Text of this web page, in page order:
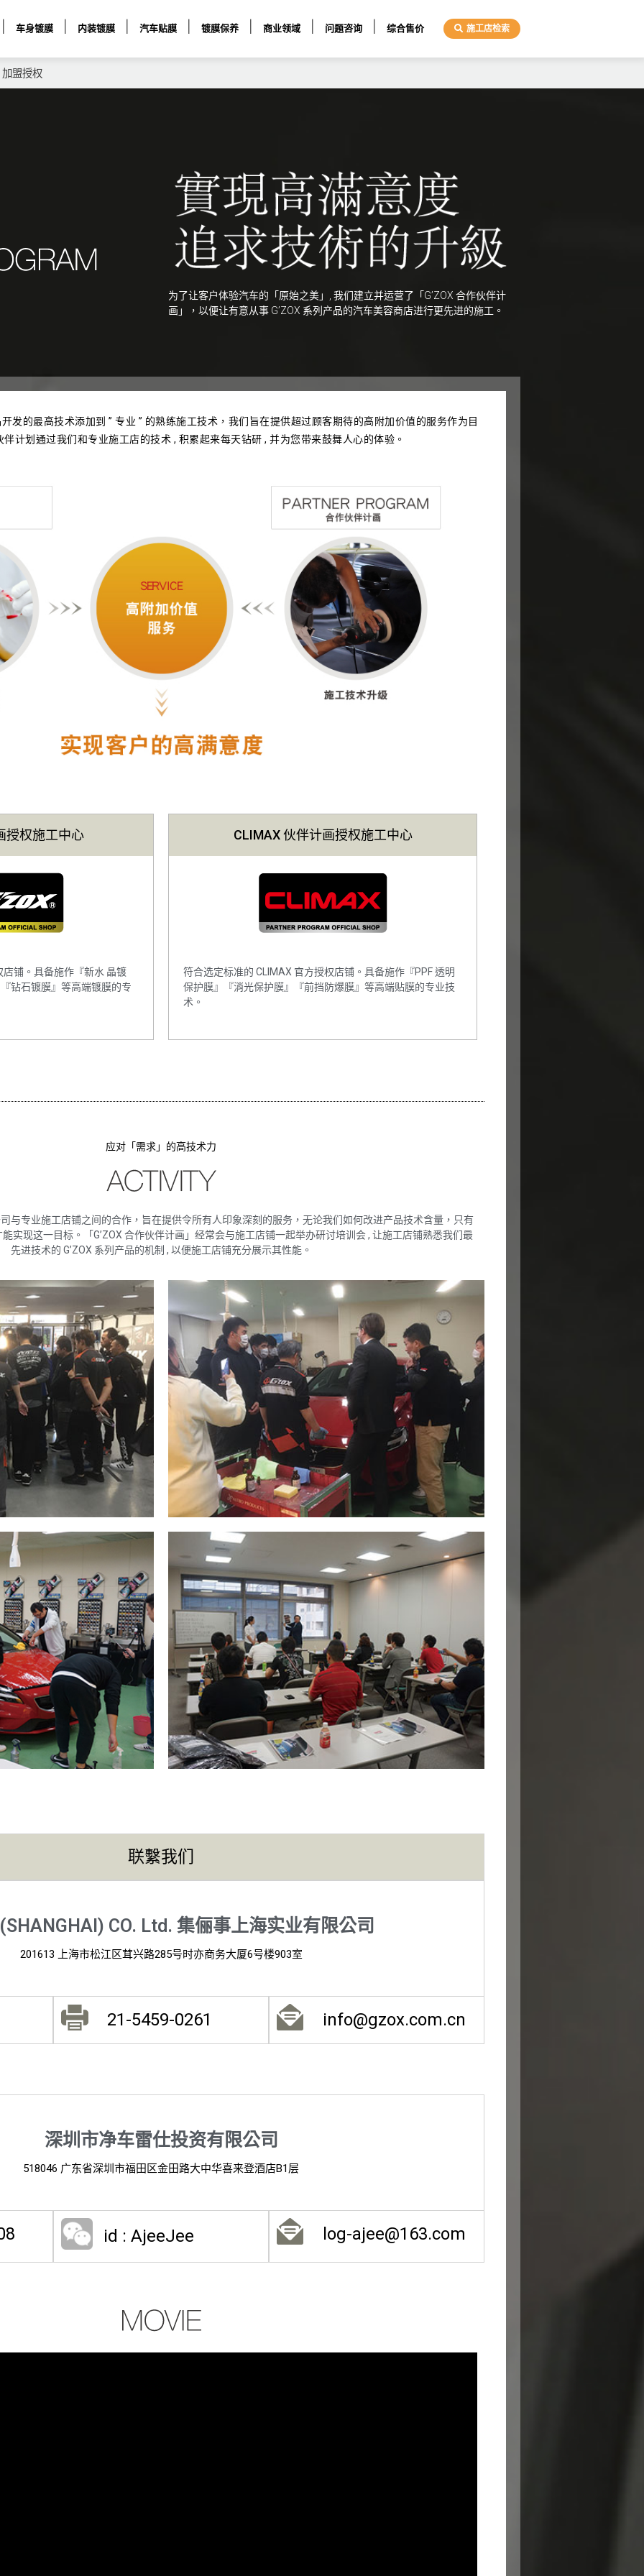
车身镀膜 内装镀膜 汽车贴膜 镀膜保养 商业领域 问题咨询 综合售价 施工店检索
加盟授权
为了让客户体验汽车的「原始之美」, 我们建立并运营了「G’ZOX 合作伙伴计
画」，以便让有意从事 G’ZOX 系列产品的汽车美容商店进行更先进的施工。
发的最高技术添加到 ” 专业 ” 的熟练施工技术，我们旨在提供超过顾客期待的高附加价值的服务作为目
伴计划通过我们和专业施工店的技术 , 积累起来每天钻研 , 并为您带来鼓舞人心的体验。
授权施工中心
店铺。具备施作『新水 晶镀
钻石镀膜』等高端镀膜的专
CLIMAX 伙伴计画授权施工中心
符合选定标准的 CLIMAX 官方授权店铺。具备施作『PPF 透明
保护膜』『消光保护膜』『前挡防爆膜』等高端贴膜的专业技
术。
应对「需求」的高技术力
与专业施工店铺之间的合作，旨在提供令所有人印象深刻的服务，无论我们如何改进产品技术含量，只有
实现这一目标。「G’ZOX 合作伙伴计画」经常会与施工店铺一起举办研讨培训会 , 让施工店铺熟悉我们最
先进技术的 G’ZOX 系列产品的机制 , 以便施工店铺充分展示其性能。
联繫我们
CO. Ltd. 集俪事上海实业有限公司
201613 上海市松江区茸兴路285号时亦商务大厦6号楼903室
21-5459-0261 info@gzox.com.cn
深圳市净车雷仕投资有限公司
518046 广东省深圳市福田区金田路大中华喜来登酒店B1层
id : AjeeJee log-ajee@163.com